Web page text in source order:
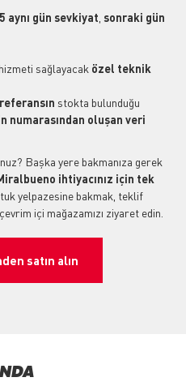
aynı gün sevkiyat sonraki gün
sağlayacak özel teknik
stokta bulunduğu
numarasından oluşan veri
Başka yere bakmanıza gerek
ihtiyacınız için tek
yelpazesine bakmak, teklif
içi mağazamızı ziyaret edin.
satın alın